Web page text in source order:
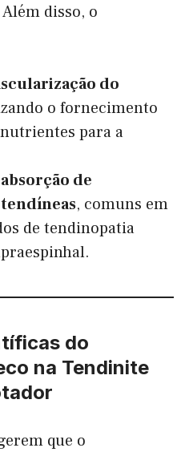
disso, o
do
o fornecimento
para a
de
, comuns em
de tendinopatia
do
na Tendinite
que o